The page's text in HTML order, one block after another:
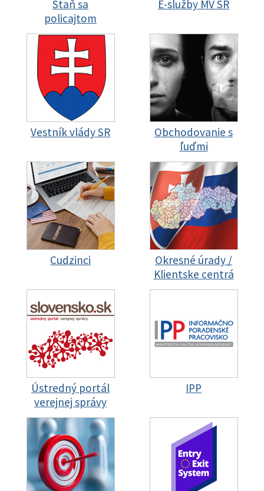
Staň sa
policajtom
E-služby MV SR
Vestník vlády SR
Obchodovanie s
ľuďmi
Cudzinci
Okresné úrady /
Klientske centrá
Ústredný portál
verejnej správy
IPP